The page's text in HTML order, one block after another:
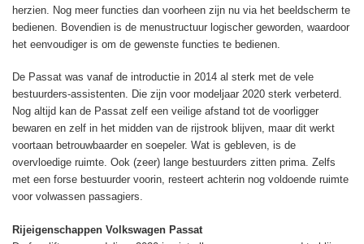
herzien. Nog meer functies dan voorheen zijn nu via het beeldscherm te
bedienen. Bovendien is de menustructuur logischer geworden, waardoor
het eenvoudiger is om de gewenste functies te bedienen.
De Passat was vanaf de introductie in 2014 al sterk met de vele
bestuurders-assistenten. Die zijn voor modeljaar 2020 sterk verbeterd.
Nog altijd kan de Passat zelf een veilige afstand tot de voorligger
bewaren en zelf in het midden van de rijstrook blijven, maar dit werkt
voortaan betrouwbaarder en soepeler. Wat is gebleven, is de
overvloedige ruimte. Ook (zeer) lange bestuurders zitten prima. Zelfs
met een forse bestuurder voorin, resteert achterin nog voldoende ruimte
voor volwassen passagiers.
Rijeigenschappen Volkswagen Passat